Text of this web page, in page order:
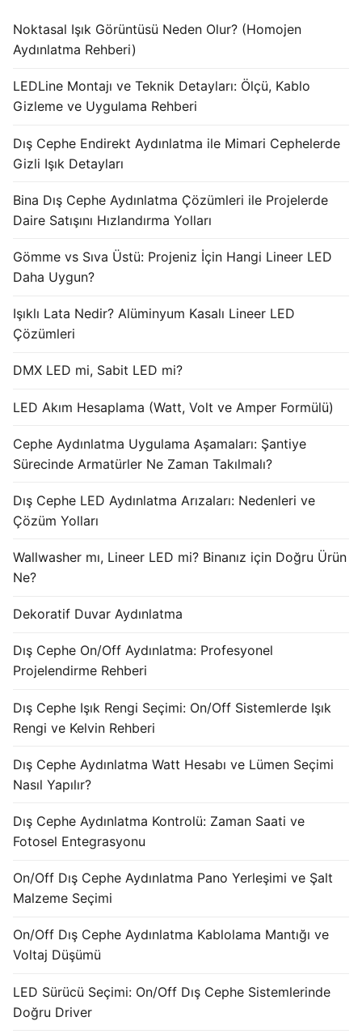
Sabit Akım Çubuk LED
Alüminyum LED Profilleri
Plastik LED Profilleri
DMX Kontrol Sistemleri
LED Güç Kaynakları
Dış Mekan LED Driver
Cephe Animasyon DOTLED Serisi
Cephe Animasyon WallWasher Serisi
İLETİŞİM & SİPARİŞ
Turkish
Russian
French
Noktasal Işık Görüntüsü Neden Olur? (Homojen
Aydınlatma Rehberi)
LEDLine Montajı ve Teknik Detayları: Ölçü, Kablo
Gizleme ve Uygulama Rehberi
Dış Cephe Endirekt Aydınlatma ile Mimari Cephelerde
Gizli Işık Detayları
Bina Dış Cephe Aydınlatma Çözümleri ile Projelerde
Daire Satışını Hızlandırma Yolları
Gömme vs Sıva Üstü: Projeniz İçin Hangi Lineer LED
Daha Uygun?
Işıklı Lata Nedir? Alüminyum Kasalı Lineer LED
Çözümleri
DMX LED mi, Sabit LED mi?
LED Akım Hesaplama (Watt, Volt ve Amper Formülü)
Cephe Aydınlatma Uygulama Aşamaları: Şantiye
Sürecinde Armatürler Ne Zaman Takılmalı?
Dış Cephe LED Aydınlatma Arızaları: Nedenleri ve
Çözüm Yolları
Wallwasher mı, Lineer LED mi? Binanız için Doğru Ürün
Ne?
Dekoratif Duvar Aydınlatma
Dış Cephe On/Off Aydınlatma: Profesyonel
Projelendirme Rehberi
Dış Cephe Işık Rengi Seçimi: On/Off Sistemlerde Işık
Rengi ve Kelvin Rehberi
Dış Cephe Aydınlatma Watt Hesabı ve Lümen Seçimi
Nasıl Yapılır?
Dış Cephe Aydınlatma Kontrolü: Zaman Saati ve
Fotosel Entegrasyonu
On/Off Dış Cephe Aydınlatma Pano Yerleşimi ve Şalt
Malzeme Seçimi
On/Off Dış Cephe Aydınlatma Kablolama Mantığı ve
Voltaj Düşümü
LED Sürücü Seçimi: On/Off Dış Cephe Sistemlerinde
Doğru Driver